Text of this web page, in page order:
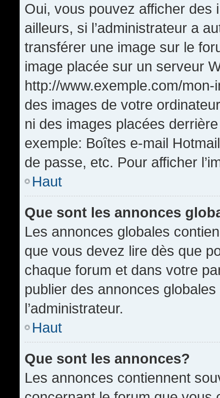
Oui, vous pouvez afficher
ailleurs, si l’administrateur a
transférer une image sur le
image placée sur un serveur
http://www.exemple.com/
des images de votre
ni des images placées
exemple: Boîtes e-mail
de passe, etc. Pour afficher
Haut
Que sont les annonces
Les annonces globales
que vous devez lire dès que
chaque forum et dans votre
publier des annonces
l’administrateur.
Haut
Que sont les annonces?
Les annonces contiennent